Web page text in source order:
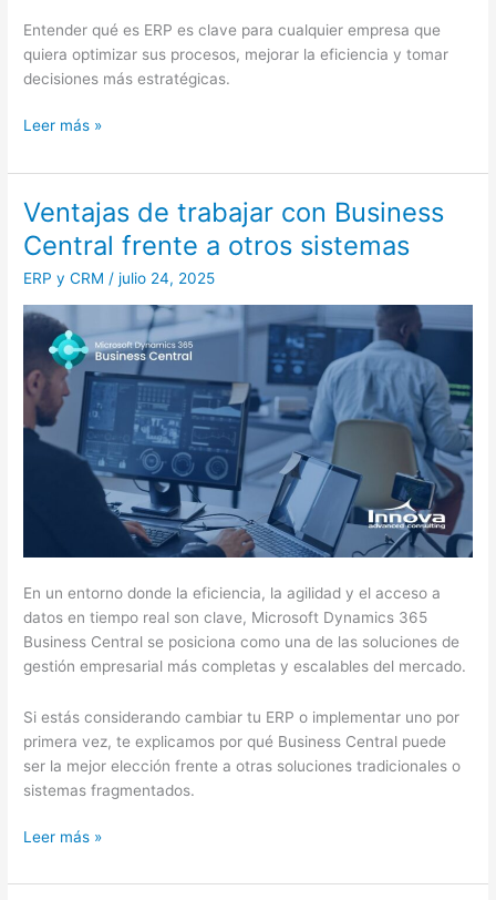
Entender qué es ERP es clave para cualquier empresa que
quiera optimizar sus procesos, mejorar la eficiencia y tomar
decisiones más estratégicas.
Leer más »
Ventajas de trabajar con Business
Central frente a otros sistemas
ERP y CRM /julio 24, 2025
En un entorno donde la eficiencia, la agilidad y el acceso a
datos en tiempo real son clave, Microsoft Dynamics 365
Business Central se posiciona como una de las soluciones de
gestión empresarial más completas y escalables del mercado.
Si estás considerando cambiar tu ERP o implementar uno por
primera vez, te explicamos por qué Business Central puede
ser la mejor elección frente a otras soluciones tradicionales o
sistemas fragmentados.
Ventajas
de
trabajar
con
Business
Central
frente
a
otros
sistemas
Leer más »